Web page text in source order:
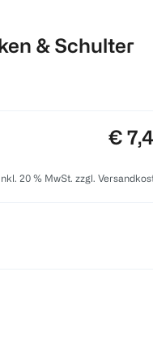
& Schulter
€
20 % MwSt. zzgl.